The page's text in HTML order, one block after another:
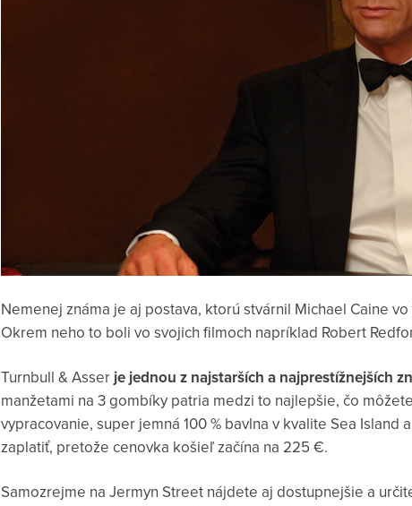
Nemenej známa je aj postava, ktorú stvárnil Michael Caine
Okrem neho to boli vo svojich filmoch napríklad Robert
Turnbull & Asser je jednou z najstarších a najprestížnejších
manžetami na 3 gombíky patria medzi to najlepšie, čo
vypracovanie, super jemná 100 % bavlna v kvalite Sea
zaplatiť, pretože cenovka košieľ začína na 225 €.
Samozrejme na Jermyn Street nájdete aj dostupnejšie a